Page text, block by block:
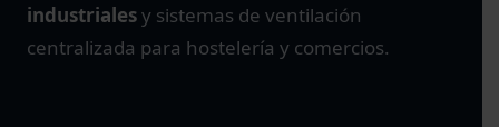
industrialesy sistemas de ventilación
centralizada para hostelería y comercios.